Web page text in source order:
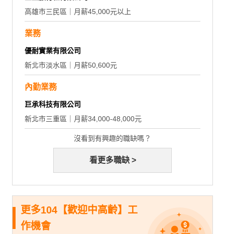
高雄市三民區｜月薪45,000元以上
業務
優耐實業有限公司
新北市淡水區｜月薪50,600元
內勤業務
巨承科技有限公司
新北市三重區｜月薪34,000-48,000元
沒看到有興趣的職缺嗎？
看更多職缺 >
更多104【歡迎中高齡】工
作機會